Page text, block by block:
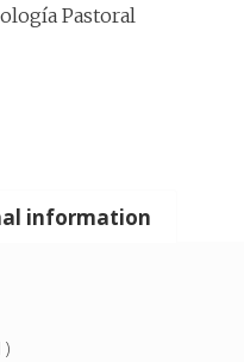
Pastoral
information